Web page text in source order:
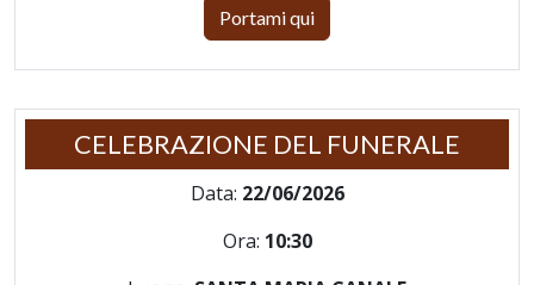
Portami qui
CELEBRAZIONE DEL FUNERALE
Data: 22/06/2026
Ora: 10:30